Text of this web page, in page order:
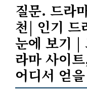
질문. 드라
천| 인기 드
눈에 보기 |
라마 사이
어디서 얻